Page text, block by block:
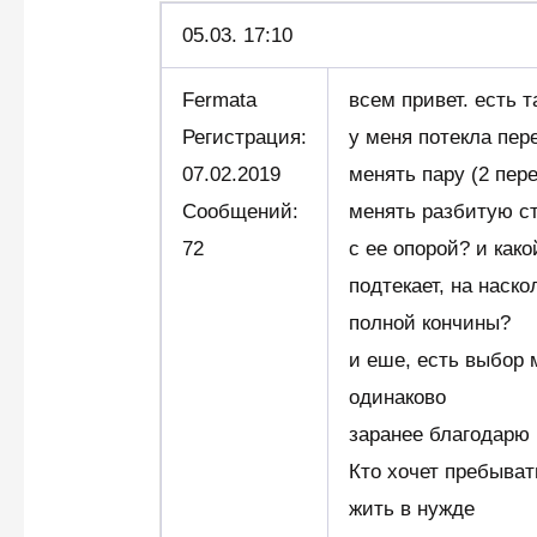
05.03. 17:10
Fermata
Регистрация:
07.02.2019
Сообщений:
72
всем привет. есть
у меня потекла
менять пару (2
менять разбитую
с ее опорой? и
подтекает, на
полной кончины?
и еше, есть выбор
одинаково
заранее благодарю
Кто хочет
жить в нужде